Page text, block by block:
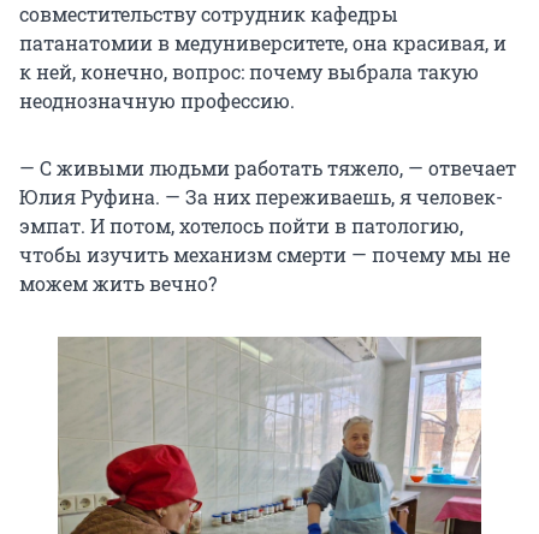
совместительству сотрудник кафедры
патанатомии в медуниверситете, она красивая, и
к ней, конечно, вопрос: почему выбрала такую
неоднозначную профессию.
— С живыми людьми работать тяжело, — отвечает
Юлия Руфина. — За них переживаешь, я человек-
эмпат. И потом, хотелось пойти в патологию,
чтобы изучить механизм смерти — почему мы не
можем жить вечно?